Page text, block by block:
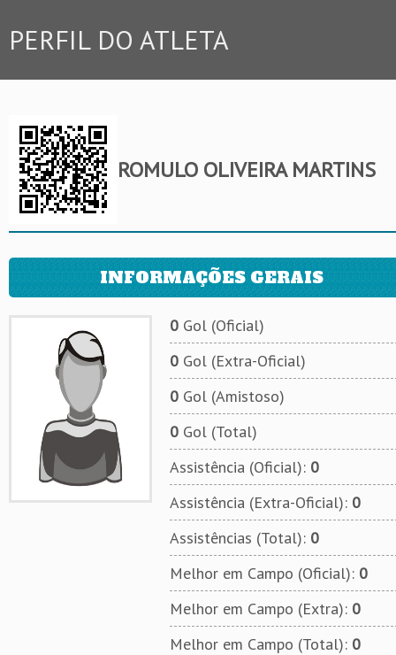
PERFIL DO ATLETA
ROMULO OLIVEIRA MARTINS
INFORMAÇÕES GERAIS
0Gol (Oficial)
0Gol (Extra-Oficial)
0Gol (Amistoso)
0Gol (Total)
Assistência (Oficial): 0
Assistência (Extra-Oficial): 0
Assistências (Total): 0
Melhor em Campo (Oficial): 0
Melhor em Campo (Extra): 0
Melhor em Campo (Total): 0